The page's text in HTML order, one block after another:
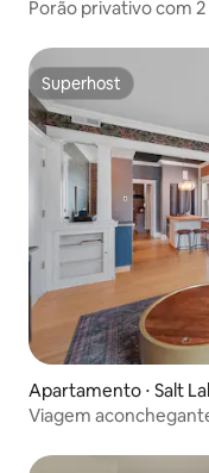
Porão privativo com
Superhost
Superhost
Apartamento ⋅ Salt
Viagem